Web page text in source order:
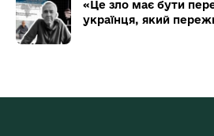
«Це зло має бути
українця, який